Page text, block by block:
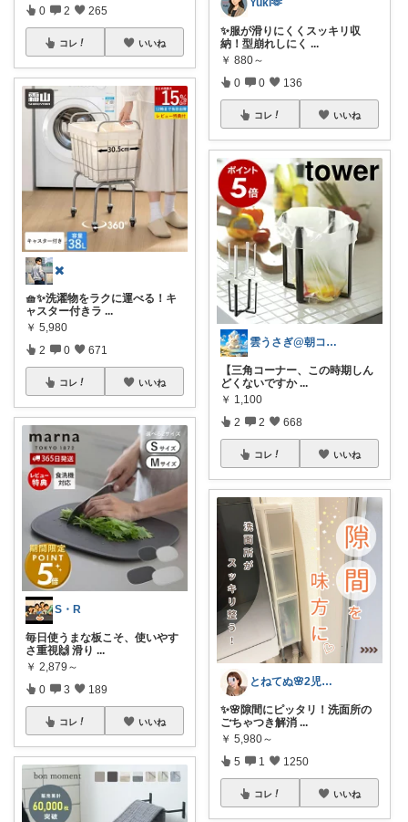
0 2 265
コレ いいね
✖️
🧺✨洗濯物をラクに運べる！キ
ャスター付きラ ...
￥ 5,980
2 0 671
コレ いいね
S・R
毎日使うまな板こそ、使いやす
さ重視🙌 滑り ...
￥ 2,879～
0 3 189
コレ いいね
Yuki🫶
✨服が滑りにくくスッキリ収
納！型崩れしにく ...
￥ 880～
0 0 136
コレ いいね
雲うさぎ@朝コレ❤良質便利時短グッズ🐰
【三角コーナー、この時期しん
どくないですか ...
￥ 1,100
2 2 668
コレ いいね
とねてぬ🌸2児ママ✿毎日をラク&快適に
✨🌸隙間にピッタリ！洗面所の
ごちゃつき解消 ...
￥ 5,980～
5 1 1250
コレ いいね